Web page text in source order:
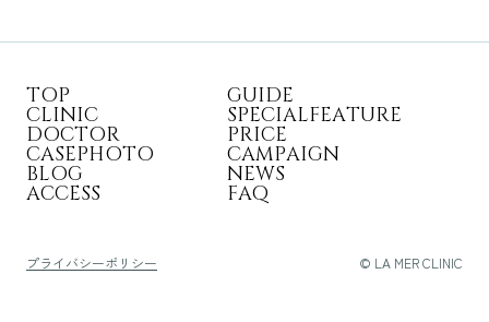
TOP GUIDE
CLINIC SPECIALFEATURE
DOCTOR PRICE
CASEPHOTO CAMPAIGN
BLOG NEWS
ACCESS FAQ
プライバシーポリシー © LA MER CLINIC